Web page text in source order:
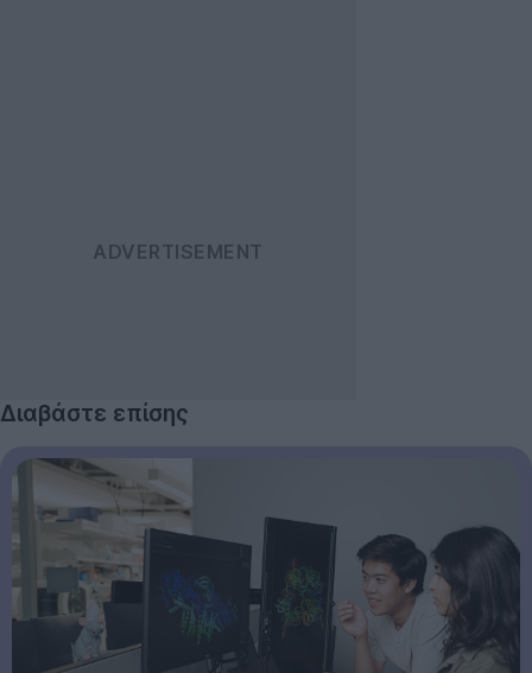
Διαβάστε επίσης